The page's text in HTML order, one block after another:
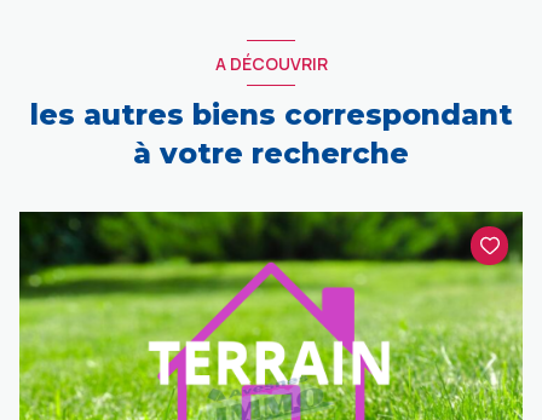
A DÉCOUVRIR
les autres biens correspondant
à votre recherche